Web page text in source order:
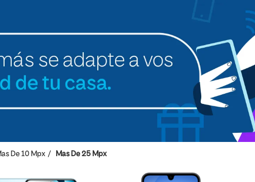
De 10 Mpx Mas De 25 Mpx